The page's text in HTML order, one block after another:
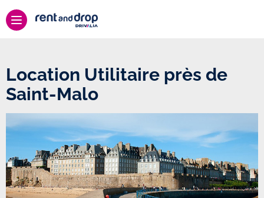
Location Utilitaire près de
Saint-Malo